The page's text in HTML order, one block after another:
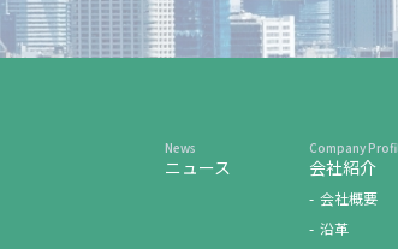
ニュース 会社紹介
会社概要
沿革